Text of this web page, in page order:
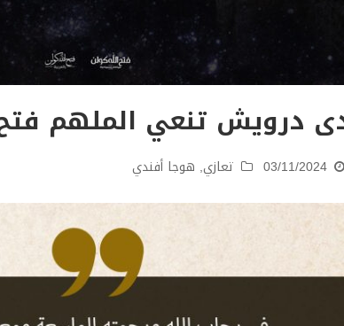
درويش تنعي الملهم فتح
03/11/2024 تعازي, هوجا أفندي